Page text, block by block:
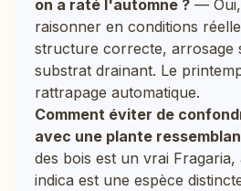
on a raté l'automne ? —
raisonner en conditions
structure correcte, arrosage
substrat drainant. Le
rattrapage automatique.
Comment éviter de
avec une plante
des bois est un vrai
indica est une espèce